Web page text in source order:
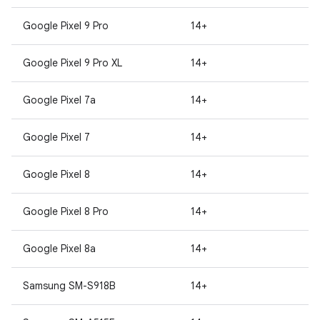
Google Pixel 9 Pro 14+
Google Pixel 9 Pro XL 14+
Google Pixel 7a 14+
Google Pixel 7 14+
Google Pixel 8 14+
Google Pixel 8 Pro 14+
Google Pixel 8a 14+
Samsung SM-S918B 14+